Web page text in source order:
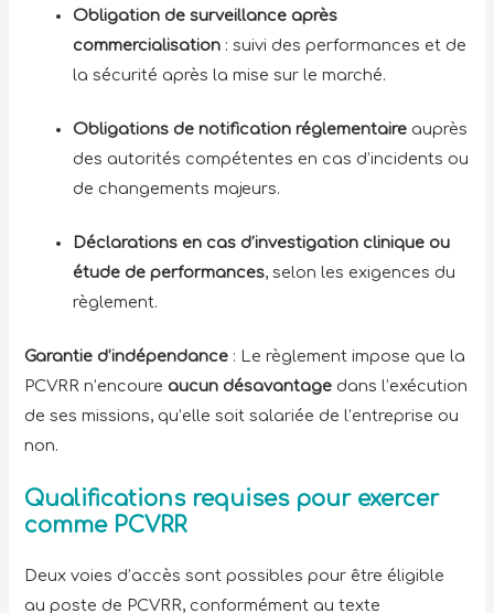
Obligation desurveillance après
commercialisation : suivi des performances et de
la sécurité après la mise sur le marché.
Obligations de notification réglementaire auprès
des autorités compétentes en cas d’incidents ou
de changements majeurs.
Déclarations en cas d’investigation clinique ou
étude de performances, selon les exigences du
règlement.
Garantie d’indépendance : Le règlement impose que la
PCVRR n’encoure aucun désavantage dans l’exécution
de ses missions, qu’elle soit salariée de l’entreprise ou
non.
Qualifications requises pour exercer
comme PCVRR
Deux voies d’accès sont possibles pour être éligible
au poste de PCVRR, conformément au texte